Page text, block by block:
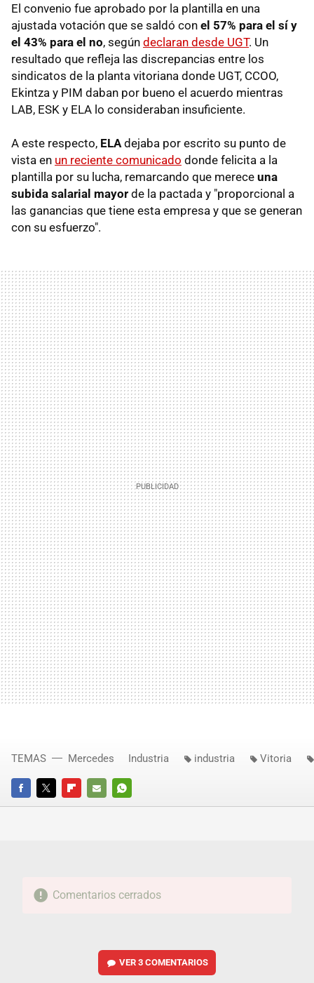
El convenio fue aprobado por la plantilla en una
ajustada votación que se saldó con el 57% para el sí y
el 43% para el no, según declaran desde UGT. Un
resultado que refleja las discrepancias entre los
sindicatos de la planta vitoriana donde UGT, CCOO,
Ekintza y PIM daban por bueno el acuerdo mientras
LAB, ESK y ELA lo consideraban insuficiente.
A este respecto, ELA dejaba por escrito su punto de
vista en un reciente comunicado donde felicita a la
plantilla por su lucha, remarcando que merece una
subida salarial mayor de la pactada y "proporcional a
las ganancias que tiene esta empresa y que se generan
con su esfuerzo".
FACEBOOKTWITTERFLIPBOARD
E-
WHATSAPP
TEMAS Mercedes Industria industria Vitoria
Comentarios cerrados
VER3 COMENTARIOS